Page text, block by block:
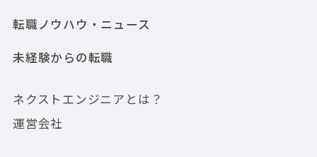
転職ノウハウ・ニュース
未経験からの転職
ネクストエンジニアとは？
運営会社